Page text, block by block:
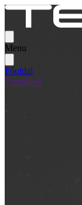
Menu
Főoldal
Termékek